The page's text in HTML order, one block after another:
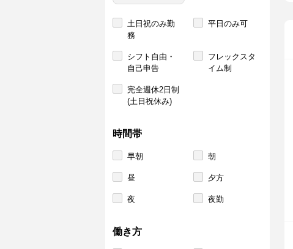
土日祝のみ勤
務
平日のみ可
シフト自由・
自己申告
フレックスタ
イム制
完全週休2日制
(土日祝休み)
時間帯
早朝 朝
昼 夕方
夜 夜勤
働き方